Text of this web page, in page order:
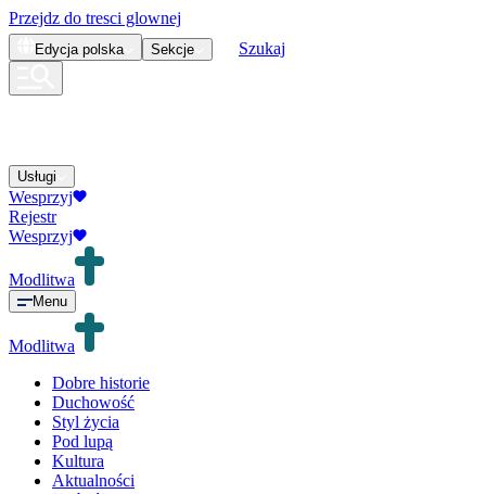
Przejdz do tresci glownej
Edycja polska Sekcje Szukaj
Usługi
Wesprzyj
Rejestr
Wesprzyj
Modlitwa
Menu
Modlitwa
Dobre historie
Duchowość
Styl życia
Pod lupą
Kultura
Aktualności